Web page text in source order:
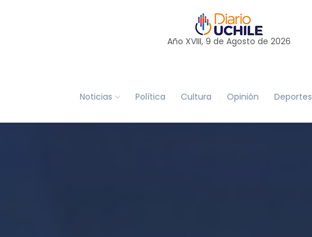
Año XVIII, 9 de Agosto de 2026
Noticias Política Cultura Opinión Deportes